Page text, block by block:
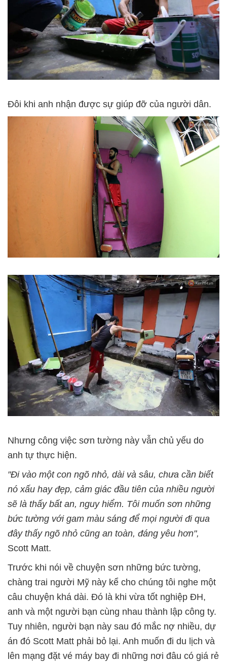
Đôi khi anh nhận được sự giúp đỡ của người dân.
Nhưng công việc sơn tường này vẫn chủ yếu do
anh tự thực hiện.
"Đi vào một con ngõ nhỏ, dài và sâu, chưa cần biết
nó xấu hay đẹp, cảm giác đầu tiên của nhiều người
sẽ là thấy bất an, nguy hiểm. Tôi muốn sơn những
bức tường với gam màu sáng để mọi người đi qua
đây thấy ngõ nhỏ cũng an toàn, đáng yêu hơn",
Scott Matt.
Trước khi nói về chuyện sơn những bức tường,
chàng trai người Mỹ này kể cho chúng tôi nghe một
câu chuyện khá dài. Đó là khi vừa tốt nghiệp ĐH,
anh và một người bạn cùng nhau thành lập công ty.
Tuy nhiên, người bạn này sau đó mắc nợ nhiều, dự
án đó Scott Matt phải bỏ lại. Anh muốn đi du lịch và
lên mạng đặt vé máy bay đi những nơi đâu có giá rẻ